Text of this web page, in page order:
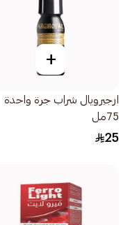
+
ارجيرويال شراب جرة واحدة
75مل
25